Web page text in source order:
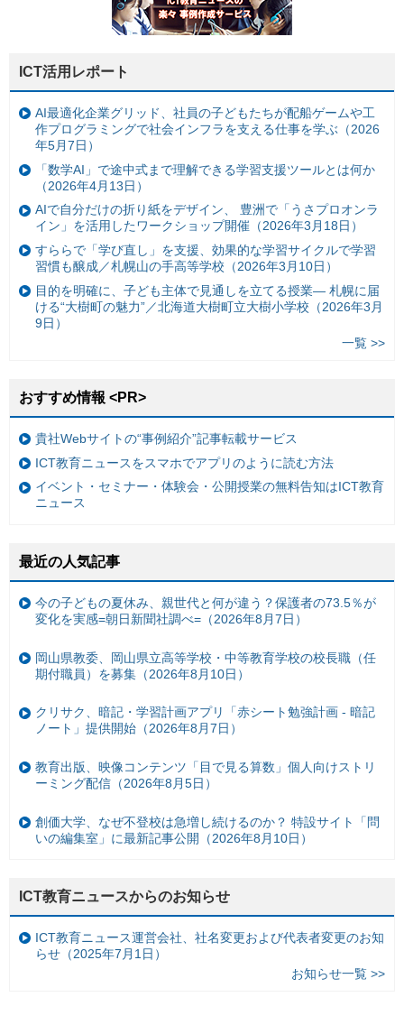
ICT活用レポート
AI最適化企業グリッド、社員の子どもたちが配船ゲームや工
作プログラミングで社会インフラを支える仕事を学ぶ（2026
年5月7日）
「数学AI」で途中式まで理解できる学習支援ツールとは何か
（2026年4月13日）
AIで自分だけの折り紙をデザイン、 豊洲で「うさプロオンラ
イン」を活用したワークショップ開催（2026年3月18日）
すららで「学び直し」を支援、効果的な学習サイクルで学習
習慣も醸成／札幌山の手高等学校（2026年3月10日）
目的を明確に、子ども主体で見通しを立てる授業— 札幌に届
ける“大樹町の魅力”／北海道大樹町立大樹小学校（2026年3月
9日）
一覧 >>
おすすめ情報 <PR>
貴社Webサイトの“事例紹介”記事転載サービス
ICT教育ニュースをスマホでアプリのように読む方法
イベント・セミナー・体験会・公開授業の無料告知はICT教育
ニュース
最近の人気記事
今の子どもの夏休み、親世代と何が違う？保護者の73.5％が
変化を実感=朝日新聞社調べ=（2026年8月7日）
岡山県教委、岡山県立高等学校・中等教育学校の校長職（任
期付職員）を募集（2026年8月10日）
クリサク、暗記・学習計画アプリ「赤シート勉強計画 - 暗記
ノート」提供開始（2026年8月7日）
教育出版、映像コンテンツ「目で見る算数」個人向けストリ
ーミング配信（2026年8月5日）
創価大学、なぜ不登校は急増し続けるのか？ 特設サイト「問
いの編集室」に最新記事公開（2026年8月10日）
ICT教育ニュースからのお知らせ
ICT教育ニュース運営会社、社名変更および代表者変更のお知
らせ（2025年7月1日）
お知らせ一覧 >>